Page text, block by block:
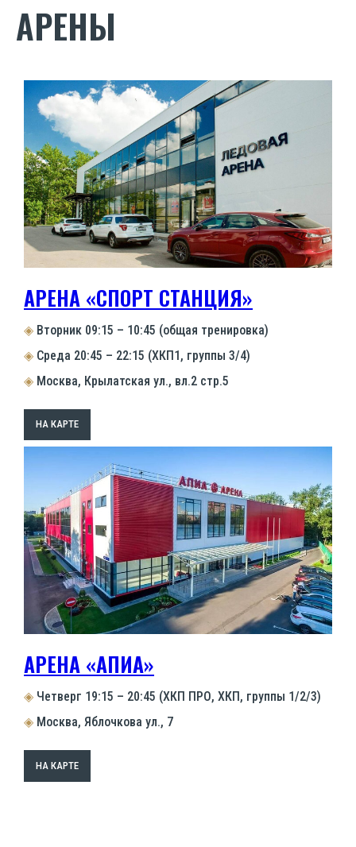
АРЕНЫ
АРЕНА «СПОРТ СТАНЦИЯ»
◈ Вторник 09:15 – 10:45 (общая тренировка)
◈ Среда 20:45 – 22:15 (ХКП1, группы 3/4)
◈ Москва, Крылатская ул., вл.2 стр.5
НА КАРТЕ
АРЕНА «АПИА»
◈ Четверг 19:15 – 20:45 (ХКП ПРО, ХКП, группы 1/2/3)
◈ Москва, Яблочкова ул., 7
НА КАРТЕ